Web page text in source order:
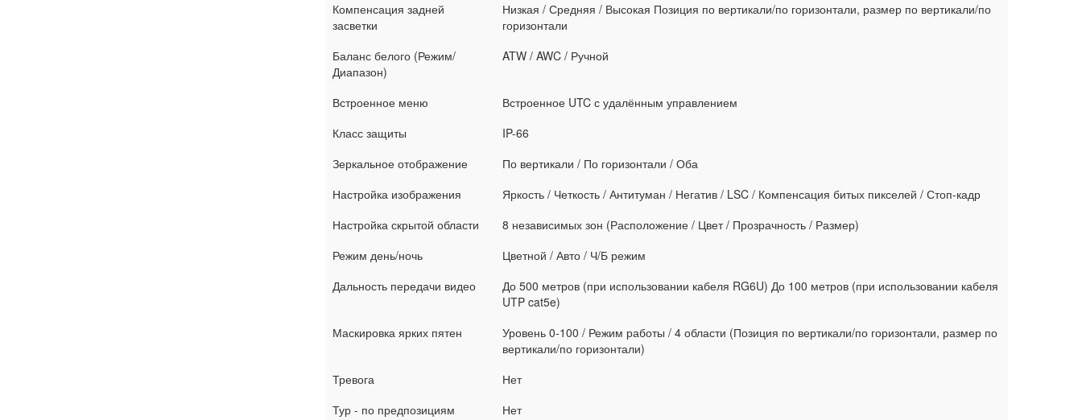
Компенсация задней
засветки
Низкая / Средняя / Высокая Позиция по вертикали/по горизонтали, размер по вертикали/по
горизонтали
Баланс белого (Режим/
Диапазон)
ATW / AWC / Ручной
Встроенное меню
Встроенное UTC с удалённым управлением
Класс защиты
IP-66
Зеркальное отображение
По вертикали / По горизонтали / Оба
Настройка изображения
Яркость / Четкость / Антитуман / Негатив / LSC / Компенсация битых пикселей / Стоп-кадр
Настройка скрытой области
8 независимых зон (Расположение / Цвет / Прозрачность / Размер)
Режим день/ночь
Цветной / Авто / Ч/Б режим
Дальность передачи видео
До 500 метров (при использовании кабеля RG6U) До 100 метров (при использовании кабеля
UTP cat5e)
Маскировка ярких пятен
Уровень 0-100 / Режим работы / 4 области (Позиция по вертикали/по горизонтали, размер по
вертикали/по горизонтали)
Тревога
Нет
Тур - по предпозициям
Нет